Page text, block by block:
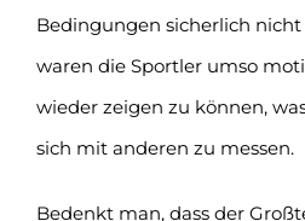
Bedingungen sicherlich
waren die Sportler umso
wieder zeigen zu können,
sich mit anderen zu messen.
Bedenkt man, dass der